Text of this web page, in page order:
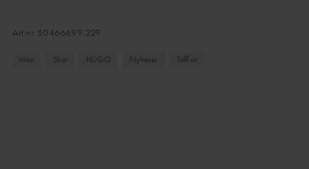
Art.nr. 50466699-229
Man Skor HUGO Nyheter Tofflor